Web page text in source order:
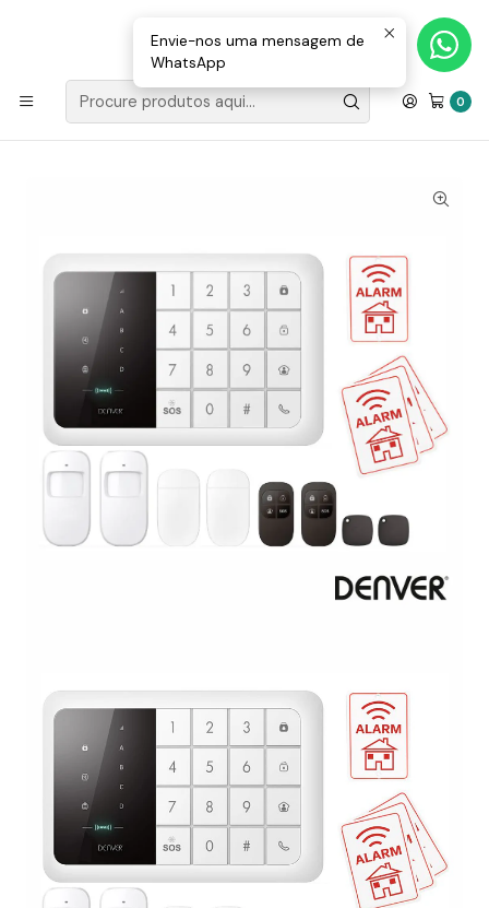
0
Loja Valongo: 220 150 143 (chamada para a rede fixa nacional) «»
E-mail: geral@movenergy.pt
Início VIGILÂNCIA | SEGURANÇA
Alarme C/ Sensor Pir Cartão Gsm 850/900/1800 /1900mhz
DENVER
Envie-nos uma mensagem de
WhatsApp